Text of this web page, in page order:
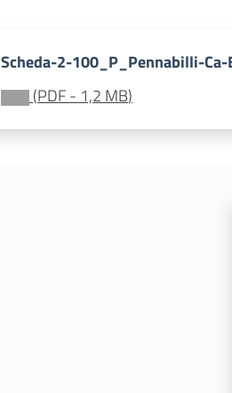
Scheda-2-100_P_Pennabilli-
(PDF- 1,2 MB)